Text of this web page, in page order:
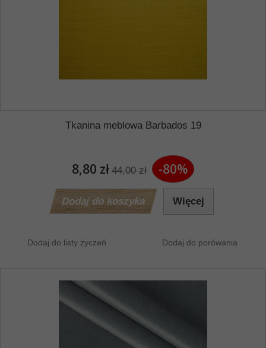
Tkanina meblowa Barbados 19
8,80 zł 44,00 zł -80%
Dodaj do koszyka Więcej
Dodaj do listy życzeń Dodaj do porówania